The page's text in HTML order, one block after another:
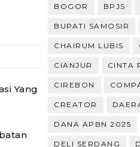
Yang
BOGOR BPJS
BUPATI SAMOSIR
CHAIRUM LUBIS
CIANJUR CINTA
CIREBON
CREATOR
DANA APBN 2025
DELI SERDANG